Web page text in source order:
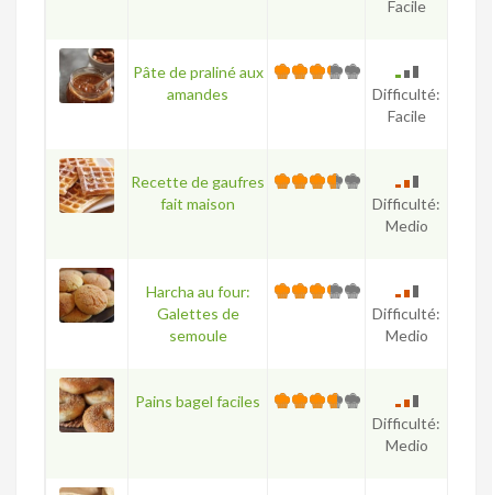
Facile
Pâte de praliné aux
amandes
Difficulté:
Facile
Recette de gaufres
fait maison
Difficulté:
Medio
Harcha au four:
Galettes de
semoule
Difficulté:
Medio
Pains bagel faciles
Difficulté:
Medio